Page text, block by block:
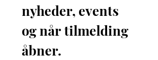
nyheder, events
og når tilmelding